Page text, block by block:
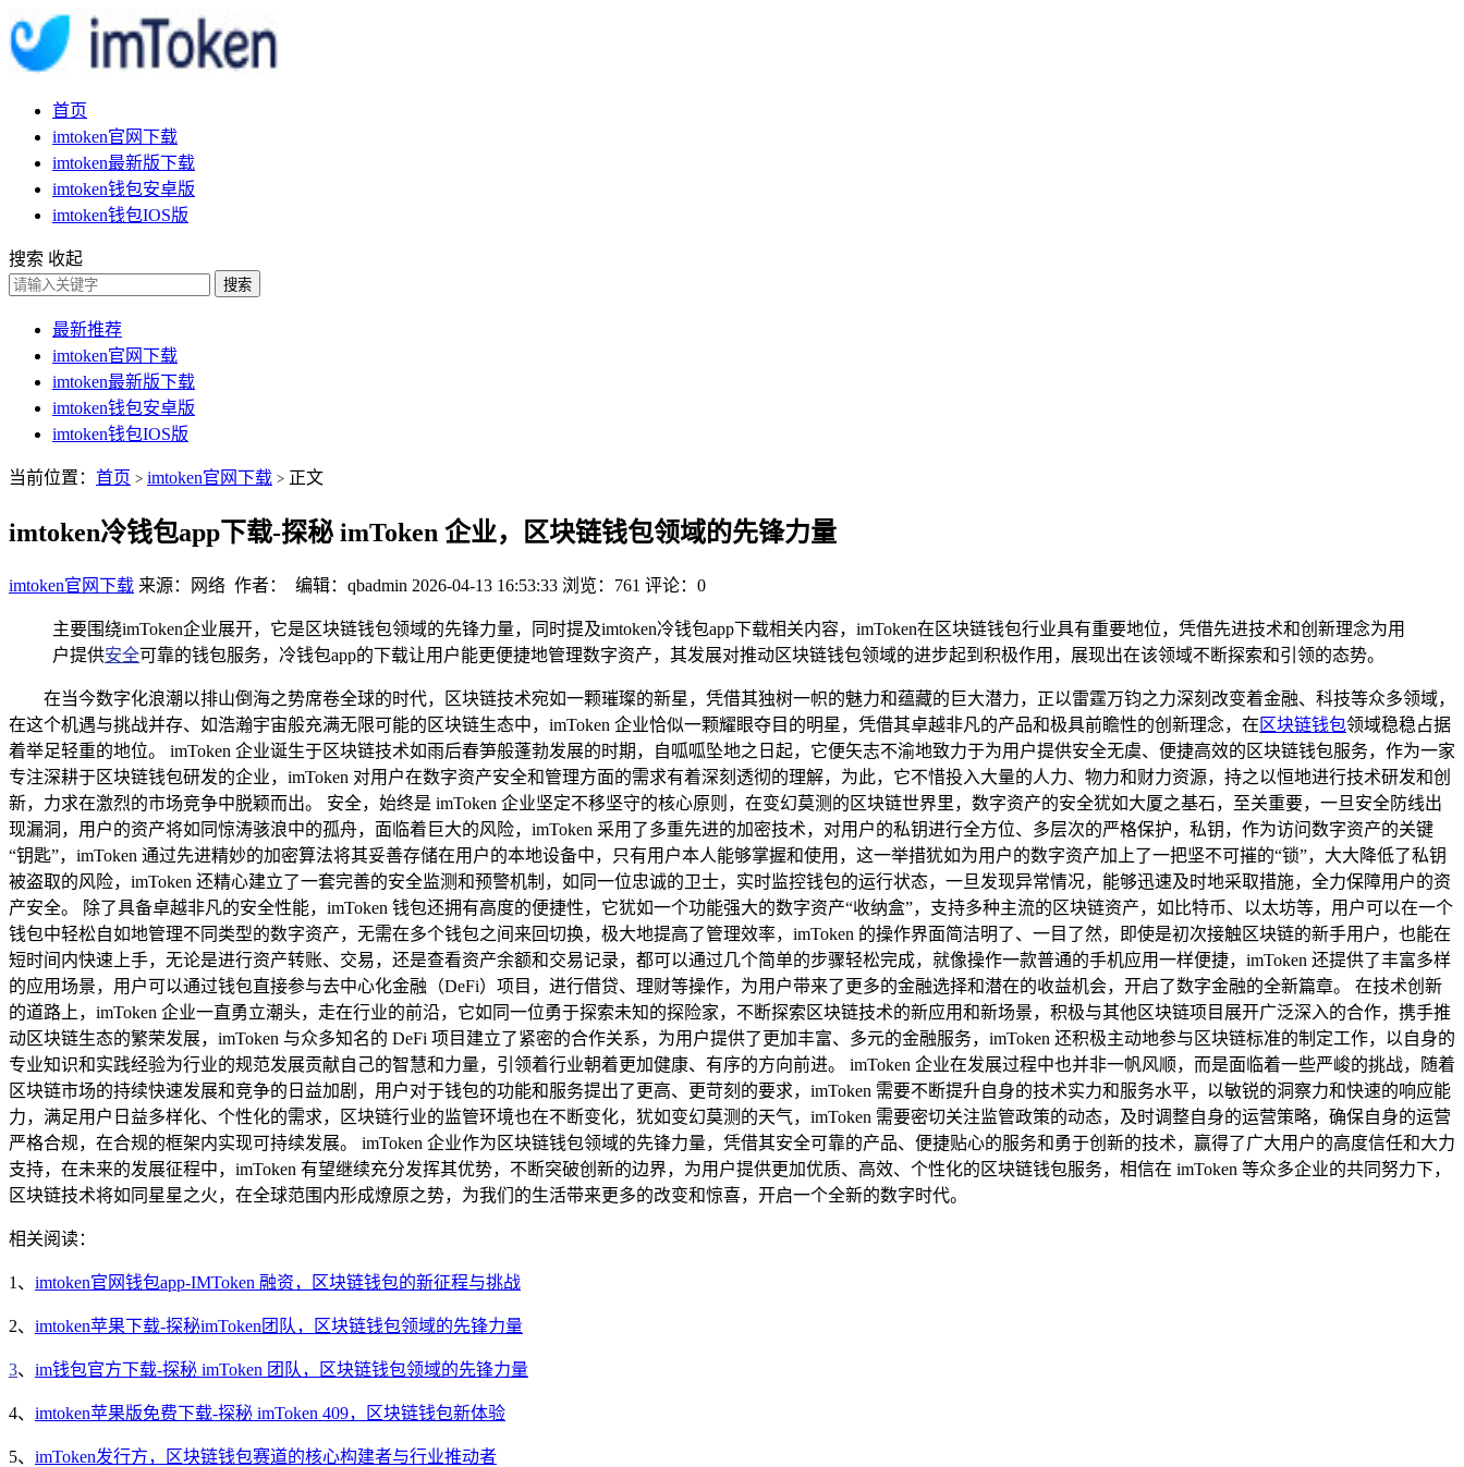
首页
imtoken官网下载
imtoken最新版下载
imtoken钱包安卓版
imtoken钱包IOS版
搜索 收起
搜索
最新推荐
imtoken官网下载
imtoken最新版下载
imtoken钱包安卓版
imtoken钱包IOS版
当前位置： 首页 > imtoken官网下载 > 正文
imtoken冷钱包app下载-探秘 imToken 企业，区块链钱包领域的先锋力量
imtoken官网下载 来源：网络 作者： 编辑：qbadmin 2026-04-13 16:53:33 浏览：761 评论：0
主要围绕imToken企业展开，它是区块链钱包领域的先锋力量，同时提及imtoken冷钱包app下载相关内容，imToken在区块链钱包行业具有重要地位，凭借先进技术和创新理念为用
户提供安全可靠的钱包服务，冷钱包app的下载让用户能更便捷地管理数字资产，其发展对推动区块链钱包领域的进步起到积极作用，展现出在该领域不断探索和引领的态势。
在当今数字化浪潮以排山倒海之势席卷全球的时代，区块链技术宛如一颗璀璨的新星，凭借其独树一帜的魅力和蕴藏的巨大潜力，正以雷霆万钧之力深刻改变着金融、科技等众多领域，
在这个机遇与挑战并存、如浩瀚宇宙般充满无限可能的区块链生态中，imToken 企业恰似一颗耀眼夺目的明星，凭借其卓越非凡的产品和极具前瞻性的创新理念，在 区块链钱包领域稳稳占据
着举足轻重的地位。 imToken 企业诞生于区块链技术如雨后春笋般蓬勃发展的时期，自呱呱坠地之日起，它便矢志不渝地致力于为用户提供安全无虞、便捷高效的区块链钱包服务，作为一家
专注深耕于区块链钱包研发的企业，imToken 对用户在数字资产安全和管理方面的需求有着深刻透彻的理解，为此，它不惜投入大量的人力、物力和财力资源，持之以恒地进行技术研发和创
新，力求在激烈的市场竞争中脱颖而出。 安全，始终是 imToken 企业坚定不移坚守的核心原则，在变幻莫测的区块链世界里，数字资产的安全犹如大厦之基石，至关重要，一旦安全防线出
现漏洞，用户的资产将如同惊涛骇浪中的孤舟，面临着巨大的风险，imToken 采用了多重先进的加密技术，对用户的私钥进行全方位、多层次的严格保护，私钥，作为访问数字资产的关键
“钥匙”，imToken 通过先进精妙的加密算法将其妥善存储在用户的本地设备中，只有用户本人能够掌握和使用，这一举措犹如为用户的数字资产加上了一把坚不可摧的“锁”，大大降低了私钥
被盗取的风险，imToken 还精心建立了一套完善的安全监测和预警机制，如同一位忠诚的卫士，实时监控钱包的运行状态，一旦发现异常情况，能够迅速及时地采取措施，全力保障用户的资
产安全。 除了具备卓越非凡的安全性能，imToken 钱包还拥有高度的便捷性，它犹如一个功能强大的数字资产“收纳盒”，支持多种主流的区块链资产，如比特币、以太坊等，用户可以在一个
钱包中轻松自如地管理不同类型的数字资产，无需在多个钱包之间来回切换，极大地提高了管理效率，imToken 的操作界面简洁明了、一目了然，即使是初次接触区块链的新手用户，也能在
短时间内快速上手，无论是进行资产转账、交易，还是查看资产余额和交易记录，都可以通过几个简单的步骤轻松完成，就像操作一款普通的手机应用一样便捷，imToken 还提供了丰富多样
的应用场景，用户可以通过钱包直接参与去中心化金融（DeFi）项目，进行借贷、理财等操作，为用户带来了更多的金融选择和潜在的收益机会，开启了数字金融的全新篇章。 在技术创新
的道路上，imToken 企业一直勇立潮头，走在行业的前沿，它如同一位勇于探索未知的探险家，不断探索区块链技术的新应用和新场景，积极与其他区块链项目展开广泛深入的合作，携手推
动区块链生态的繁荣发展，imToken 与众多知名的 DeFi 项目建立了紧密的合作关系，为用户提供了更加丰富、多元的金融服务，imToken 还积极主动地参与区块链标准的制定工作，以自身的
专业知识和实践经验为行业的规范发展贡献自己的智慧和力量，引领着行业朝着更加健康、有序的方向前进。 imToken 企业在发展过程中也并非一帆风顺，而是面临着一些严峻的挑战，随着
区块链市场的持续快速发展和竞争的日益加剧，用户对于钱包的功能和服务提出了更高、更苛刻的要求，imToken 需要不断提升自身的技术实力和服务水平，以敏锐的洞察力和快速的响应能
力，满足用户日益多样化、个性化的需求，区块链行业的监管环境也在不断变化，犹如变幻莫测的天气，imToken 需要密切关注监管政策的动态，及时调整自身的运营策略，确保自身的运营
严格合规，在合规的框架内实现可持续发展。 imToken 企业作为区块链钱包领域的先锋力量，凭借其安全可靠的产品、便捷贴心的服务和勇于创新的技术，赢得了广大用户的高度信任和大力
支持，在未来的发展征程中，imToken 有望继续充分发挥其优势，不断突破创新的边界，为用户提供更加优质、高效、个性化的区块链钱包服务，相信在 imToken 等众多企业的共同努力下，
区块链技术将如同星星之火，在全球范围内形成燎原之势，为我们的生活带来更多的改变和惊喜，开启一个全新的数字时代。
相关阅读：
1、 imtoken官网钱包app-IMToken 融资，区块链钱包的新征程与挑战
2、 imtoken苹果下载-探秘imToken团队，区块链钱包领域的先锋力量
3、 im钱包官方下载-探秘 imToken 团队，区块链钱包领域的先锋力量
4、 imtoken苹果版免费下载-探秘 imToken 409，区块链钱包新体验
5、 imToken发行方，区块链钱包赛道的核心构建者与行业推动者